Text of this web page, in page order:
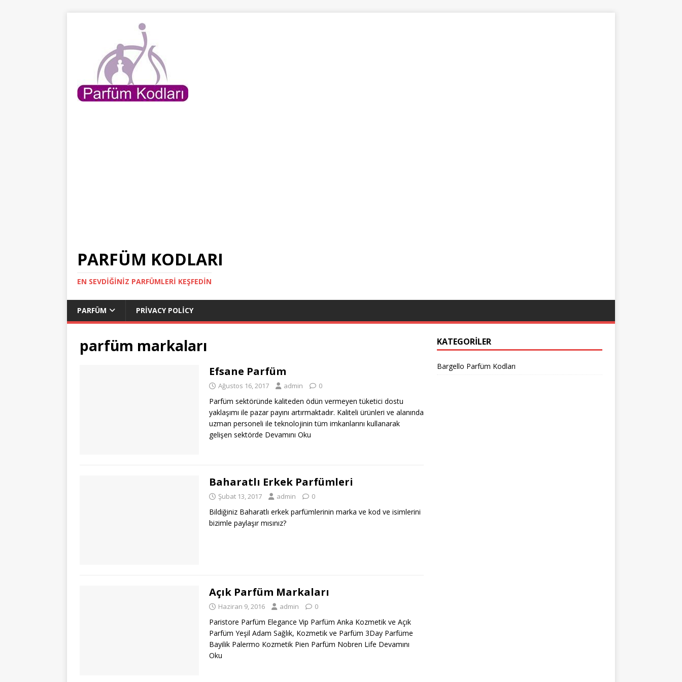
PARFÜM KODLARI
EN SEVDIĞINIZ PARFÜMLERI KEŞFEDIN
PARFÜM PRIVACY POLICY
parfüm markaları
Efsane Parfüm
Ağustos 16, 2017 admin 0
Parfüm sektöründe kaliteden ödün vermeyen tüketici dostu
yaklaşımı ile pazar payını artırmaktadır. Kaliteli ürünleri ve alanında
uzman personeli ile teknolojinin tüm imkanlarını kullanarak
gelişen sektörde Devamını Oku
Baharatlı Erkek Parfümleri
Şubat 13, 2017 admin 0
Bildiğiniz Baharatlı erkek parfümlerinin marka ve kod ve isimlerini
bizimle paylaşır mısınız?
Açık Parfüm Markaları
Haziran 9, 2016 admin 0
Paristore Parfüm Elegance Vip Parfüm Anka Kozmetik ve Açık
Parfüm Yeşil Adam Sağlık, Kozmetik ve Parfüm 3Day Parfüme
Bayilik Palermo Kozmetik Pien Parfüm Nobren Life Devamını
Oku
KATEGORILER
Bargello Parfüm Kodları